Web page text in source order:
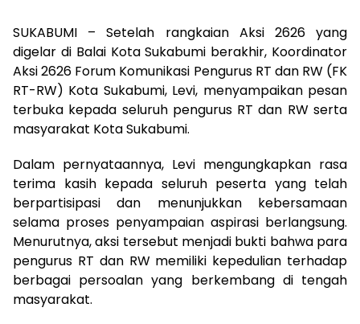
SUKABUMI – Setelah rangkaian Aksi 2626 yang
digelar di Balai Kota Sukabumi berakhir, Koordinator
Aksi 2626 Forum Komunikasi Pengurus RT dan RW (FK
RT-RW) Kota Sukabumi, Levi, menyampaikan pesan
terbuka kepada seluruh pengurus RT dan RW serta
masyarakat Kota Sukabumi.
Dalam pernyataannya, Levi mengungkapkan rasa
terima kasih kepada seluruh peserta yang telah
berpartisipasi dan menunjukkan kebersamaan
selama proses penyampaian aspirasi berlangsung.
Menurutnya, aksi tersebut menjadi bukti bahwa para
pengurus RT dan RW memiliki kepedulian terhadap
berbagai persoalan yang berkembang di tengah
masyarakat.